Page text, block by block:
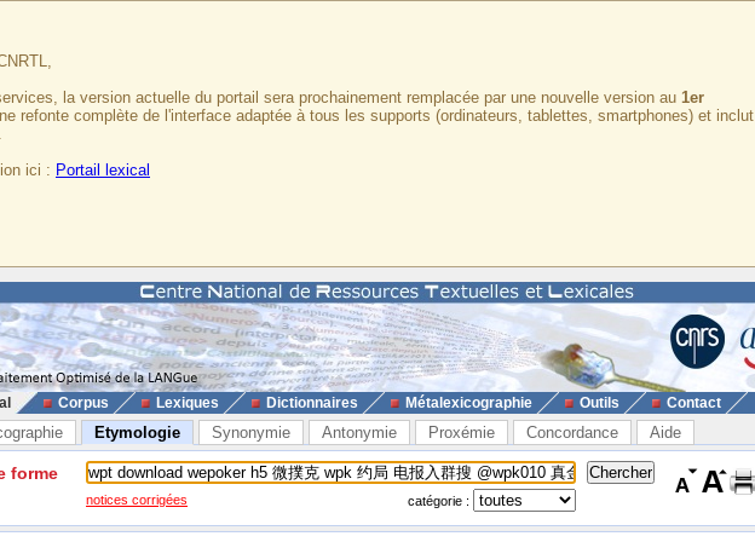
la version actuelle du portail sera prochainement remplacée par une nouvelle version au 1er
refonte complète de l'interface adaptée à tous les supports (ordinateurs, tablettes, smartphones) et inclut
ici : Portail lexical
Corpus Lexiques Dictionnaires Métalexicographie Outils Contact
Etymologie Synonymie Antonymie Proxémie Concordance Aide
forme
notices corrigées catégorie :